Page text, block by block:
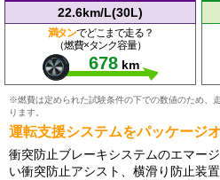
22.6km/L(30L)
満タンでどこまで走る？
（燃費×タンク容量）
678 km
※燃費は定められた試験条件の下での数値のため、
ります。
運転支援システムをパッケージ
衝突防止ブレーキシステムのエマー
い衝突防止アシスト、横滑り防止装